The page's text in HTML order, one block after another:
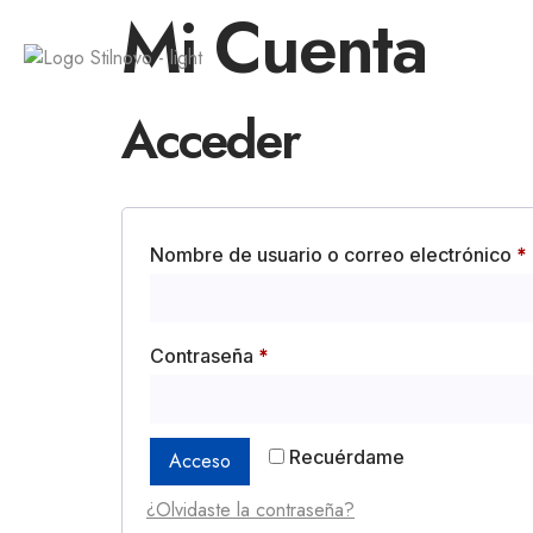
Mi Cuenta
Acceder
Nombre de usuario o correo electrónico *
Contraseña *
Recuérdame
Acceso
¿Olvidaste la contraseña?